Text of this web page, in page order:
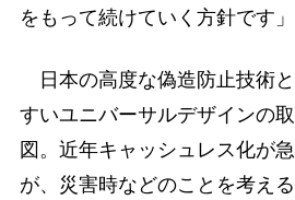
をもって続けていく方針です」
日本の高度な偽造防止技術
すいユニバーサルデザインの
図。近年キャッシュレス化が
が、災害時などのことを考え